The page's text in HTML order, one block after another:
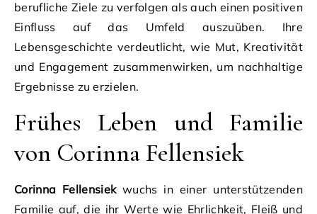
berufliche Ziele zu verfolgen als auch einen positiven
Einfluss auf das Umfeld auszuüben. Ihre
Lebensgeschichte verdeutlicht, wie Mut, Kreativität
und Engagement zusammenwirken, um nachhaltige
Ergebnisse zu erzielen.
Frühes Leben und Familie
von Corinna Fellensiek
Corinna Fellensiekwuchs in einer unterstützenden
Familie auf, die ihr Werte wie Ehrlichkeit, Fleiß und